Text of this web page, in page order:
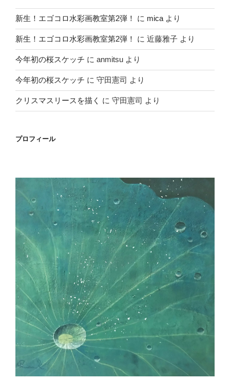
新生！エゴコロ水彩画教室第2弾！ に mica より
新生！エゴコロ水彩画教室第2弾！ に 近藤雅子 より
今年初の桜スケッチ に anmitsu より
今年初の桜スケッチ に 守田憲司 より
クリスマスリースを描く に 守田憲司 より
プロフィール